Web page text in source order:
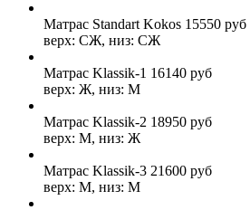
Матрас Standart Kokos 15550 руб
верх: СЖ, низ: СЖ
Матрас Klassik-1 16140 руб
верх: Ж, низ: М
Матрас Klassik-2 18950 руб
верх: М, низ: Ж
Матрас Klassik-3 21600 руб
верх: М, низ: М